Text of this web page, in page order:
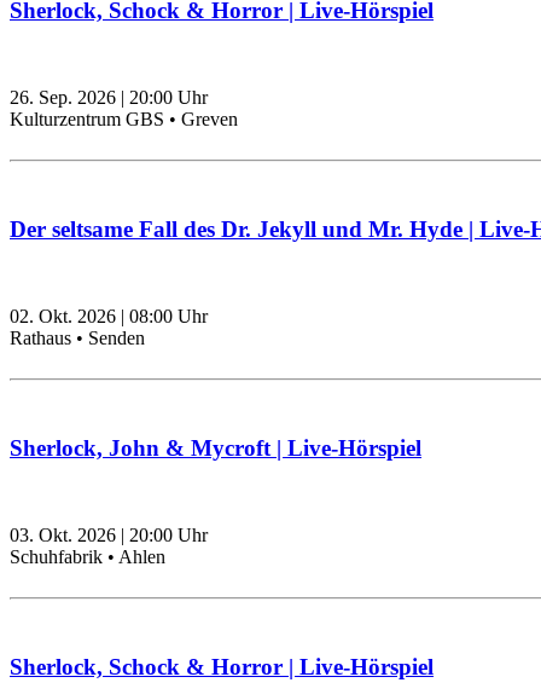
Sherlock, Schock & Horror | Live-Hörspiel
26. Sep. 2026 | 20:00 Uhr
Kulturzentrum GBS • Greven
Der seltsame Fall des Dr. Jekyll und Mr. Hyde | Live-
02. Okt. 2026 | 08:00 Uhr
Rathaus • Senden
Sherlock, John & Mycroft | Live-Hörspiel
03. Okt. 2026 | 20:00 Uhr
Schuhfabrik • Ahlen
Sherlock, Schock & Horror | Live-Hörspiel